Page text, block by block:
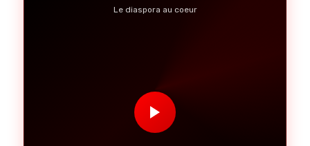
Le diaspora au coeur